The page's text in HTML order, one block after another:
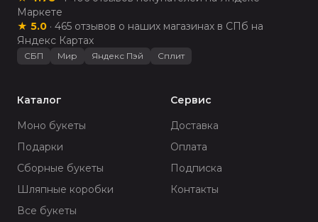
Маркете
★ 5.0 · 465 отзывов о наших магазинах в СПб на
Яндекс Картах
СБП Мир Яндекс Пэй Сплит
Каталог
Моно букеты
Подарки
Сборные букеты
Шляпные коробки
Все букеты
Сервис
Доставка
Оплата
Подписка
Контакты